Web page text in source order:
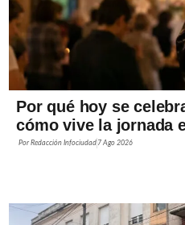
Por qué hoy se
cómo vive la jornada
PorRedacción Infociudad 7 Ago 2026